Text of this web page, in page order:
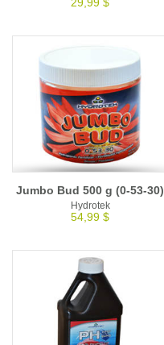
Jumbo Bud 500 g (0-53-30)
Hydrotek
54,99 $